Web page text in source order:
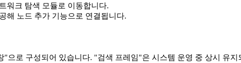
워크 탐색 모듈로 이동합니다.
해 노드 추가 기능으로 연결됩니다.
으로 구성되어 있습니다. "검색 프레임"은 시스템 운영 중 상시 유